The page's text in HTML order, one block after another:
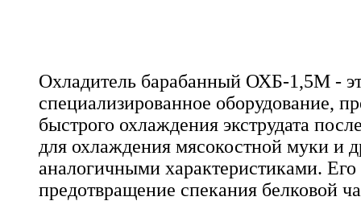
Охладитель барабанный ОХБ-1,5М -
специализированное оборудование,
быстрого охлаждения экструдата
для охлаждения мясокостной муки и
аналогичными характеристиками.
предотвращение спекания белковой